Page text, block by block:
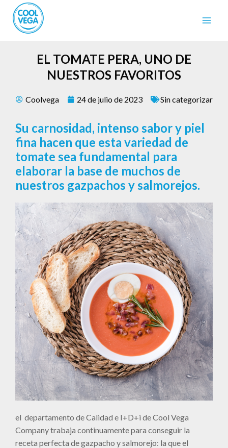
EL TOMATE PERA, UNO DE
NUESTROS FAVORITOS
Coolvega 24 de julio de 2023 Sin categorizar
Su carnosidad, intenso sabor y piel
fina hacen que esta variedad de
tomate sea fundamental para
elaborar la base de muchos de
nuestros gazpachos y salmorejos.
el departamento de Calidad e I+D+i de Cool Vega
Company trabaja continuamente para conseguir la
receta perfecta de gazpacho y salmorejo: la que el